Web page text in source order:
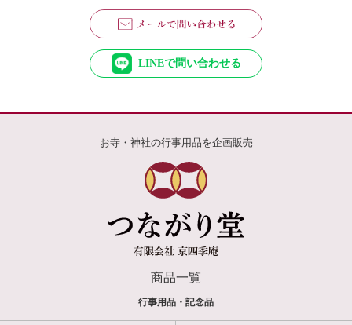
LINEで問い合わせる
お寺・神社の行事用品を企画販売
商品一覧
行事用品・記念品